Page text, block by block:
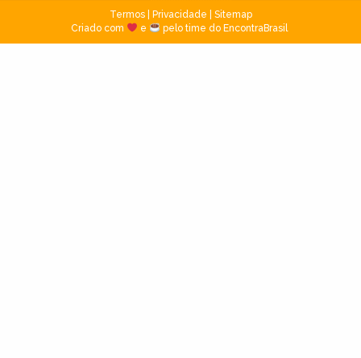
Termos| Privacidade
Sitemap
Criado com
e pelo time do EncontraBrasil